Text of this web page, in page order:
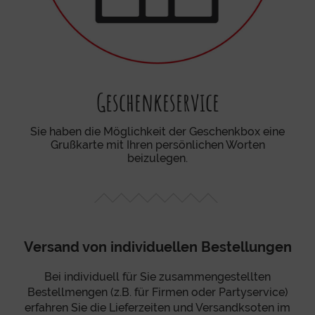
Geschenkeservice
Sie haben die Möglichkeit der Geschenkbox eine
Grußkarte mit Ihren persönlichen Worten
beizulegen.
Versand von individuellen Bestellungen
Bei individuell für Sie zusammengestellten
Bestellmengen (z.B. für Firmen oder Partyservice)
erfahren Sie die Lieferzeiten und Versandksoten im